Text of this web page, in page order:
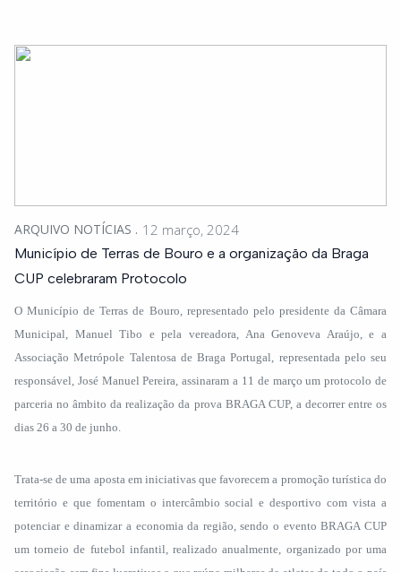
ARQUIVO NOTÍCIAS 12 março, 2024
Município de Terras de Bouro e a organização da Braga
CUP celebraram Protocolo
O Município de Terras de Bouro, representado pelo presidente da Câmara
Municipal, Manuel Tibo e pela vereadora, Ana Genoveva Araújo, e a
Associação Metrópole Talentosa de Braga Portugal, representada pelo seu
responsável, José Manuel Pereira, assinaram a 11 de março um protocolo de
parceria no âmbito da realização da prova BRAGA CUP, a decorrer entre os
dias 26 a 30 de junho.
Trata-se de uma aposta em iniciativas que favorecem a promoção turística do
território e que fomentam o intercâmbio social e desportivo com vista a
potenciar e dinamizar a economia da região, sendo o evento BRAGA CUP
um torneio de futebol infantil, realizado anualmente, organizado por uma